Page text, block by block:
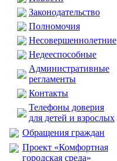
Законодательство
Полномочия
Несовершеннолетние
Недееспособные
Административные
регламенты
Контакты
Телефоны доверия
для детей и взрослых
Обращения граждан
Проект «Комфортная
городская среда»